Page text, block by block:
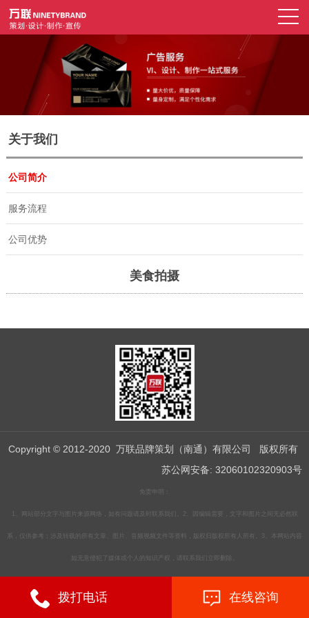
关于我们
公司简介
服务流程
公司优势
美食拍摄
Copyright © 2012-2020 万联品牌策划（南通）有限公司 版权所有
苏公网安备: 32060102320903号
免责申明：
1、网站部分文字与图片来源网络，如有问题请及时联系我们。2、因编辑需要，文字和图片之间无必然联
系，仅供参考；涉及转载的所有文章、图片、音频视频文件等资料，版权归版权所有人所有。3、本网站内容
如无意侵犯了媒体或个人的知识产权，请联系我们立即删除。
苏ICP备19012859号-2
拨打电话 在线咨询